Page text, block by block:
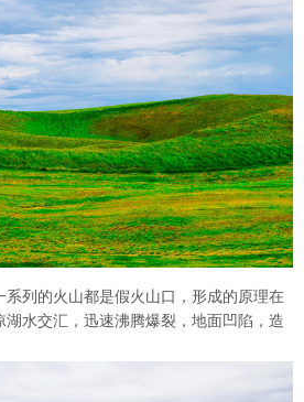
列的火山都是假火山口，形成的原理在
水交汇，迅速沸腾爆裂，地面凹陷，造